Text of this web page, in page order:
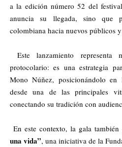
a la edición número 52 del
anuncia su llegada, sino que
colombiana hacia nuevos públicos
Este lanzamiento
protocolario: es una estrategia
Mono Núñez, posicionándolo en
desde una de las principales
conectando su tradición con
En este contexto, la gala
una vida”, una iniciativa de la